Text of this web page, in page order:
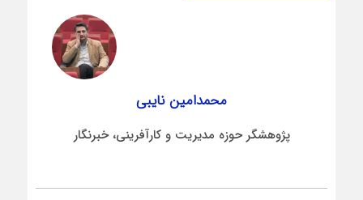
محمدامین نایبی
پژوهشگر حوزه مدیریت و کارآفرینی، خبرنگار